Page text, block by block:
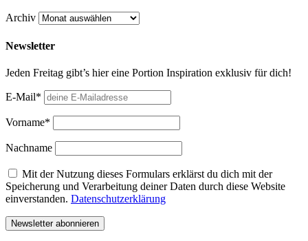
Archiv
Newsletter
Jeden Freitag gibt’s hier eine Portion Inspiration exklusiv für dich!
E-Mail*
Vorname*
Nachname
Mit der Nutzung dieses Formulars erklärst du dich mit der
Speicherung und Verarbeitung deiner Daten durch diese Website
einverstanden. Datenschutzerklärung